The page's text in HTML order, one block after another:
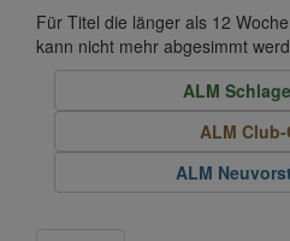
Für Titel die länger als 12
kann nicht mehr abgesimmt
ALM
ALM
ALM